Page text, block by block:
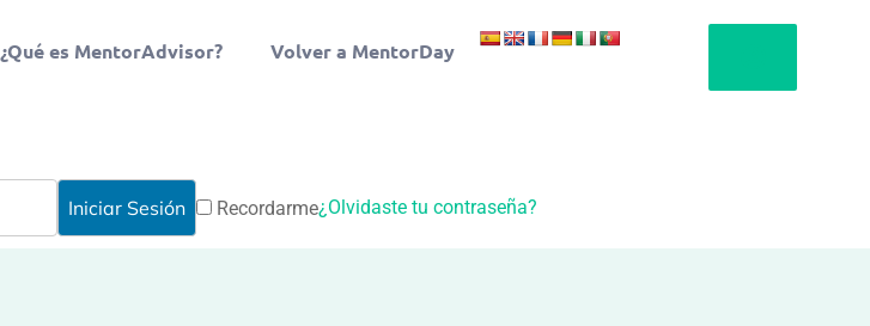
¿Qué es MentorAdvisor? Volver a MentorDay
Recordarme¿Olvidaste tu contraseña?